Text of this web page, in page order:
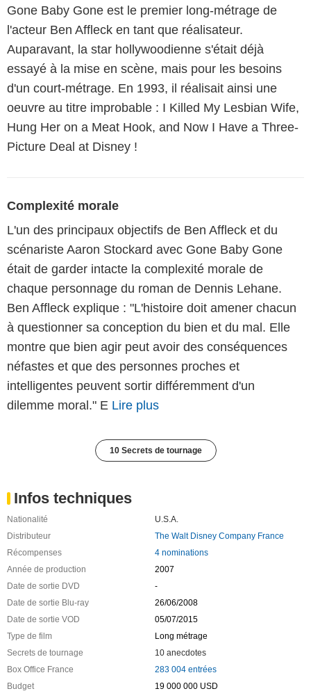
Gone Baby Gone est le premier long-métrage de
l'acteur Ben Affleck en tant que réalisateur.
Auparavant, la star hollywoodienne s'était déjà
essayé à la mise en scène, mais pour les besoins
d'un court-métrage. En 1993, il réalisait ainsi une
oeuvre au titre improbable : I Killed My Lesbian Wife,
Hung Her on a Meat Hook, and Now I Have a Three-
Picture Deal at Disney !
Complexité morale
L'un des principaux objectifs de Ben Affleck et du
scénariste Aaron Stockard avec Gone Baby Gone
était de garder intacte la complexité morale de
chaque personnage du roman de Dennis Lehane.
Ben Affleck explique : "L'histoire doit amener chacun
à questionner sa conception du bien et du mal. Elle
montre que bien agir peut avoir des conséquences
néfastes et que des personnes proches et
intelligentes peuvent sortir différemment d'un
dilemme moral." E Lire plus
10 Secrets de tournage
Infos techniques
Nationalité
U.S.A.
Distributeur
The Walt Disney Company France
Récompenses
4 nominations
Année de production
2007
Date de sortie DVD
-
Date de sortie Blu-ray
26/06/2008
Date de sortie VOD
05/07/2015
Type de film
Long métrage
Secrets de tournage
10 anecdotes
Box Office France
283 004 entrées
Budget
19 000 000 USD